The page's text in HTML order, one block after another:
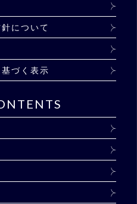
について
づく表示